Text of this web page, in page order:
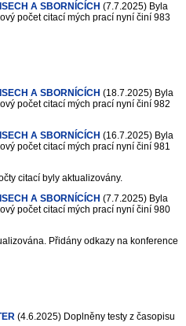
A SBORNÍCÍCH (7.7.2025) Byla
počet citací mých prací nyní činí 983
A SBORNÍCÍCH (18.7.2025) Byla
počet citací mých prací nyní činí 982
A SBORNÍCÍCH (16.7.2025) Byla
počet citací mých prací nyní činí 981
citací byly aktualizovány.
A SBORNÍCÍCH (7.7.2025) Byla
počet citací mých prací nyní činí 980
Přidány odkazy na konference
(4.6.2025) Doplněny testy z časopisu